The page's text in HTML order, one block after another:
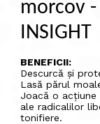
morcov -
INSIGHT
BENEFICII:
Descurcă și
Lasă părul
Joacă o
ale radicalilor
tonifiere.